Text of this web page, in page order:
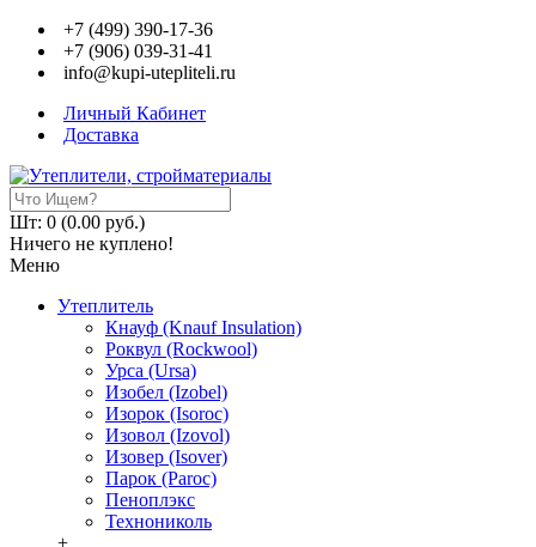
+7 (499) 390-17-36
+7 (906) 039-31-41
info@kupi-utepliteli.ru
Личный Кабинет
Доставка
Шт: 0 (0.00 руб.)
Ничего не куплено!
Меню
Утеплитель
Кнауф (Knauf Insulation)
Роквул (Rockwool)
Урса (Ursa)
Изобел (Izobel)
Изорок (Isoroc)
Изовол (Izovol)
Изовер (Isover)
Парок (Paroс)
Пеноплэкс
Технониколь
+